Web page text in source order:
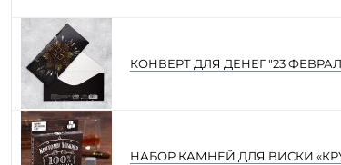
КОНВЕРТ ДЛЯ ДЕНЕГ "23
НАБОР КАМНЕЙ ДЛЯ ВИСКИ